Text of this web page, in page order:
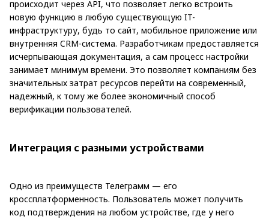
происходит через API, что позволяет легко встроить
новую функцию в любую существующую IT-
инфраструктуру, будь то сайт, мобильное приложение или
внутренняя CRM-система. Разработчикам предоставляется
исчерпывающая документация, а сам процесс настройки
занимает минимум времени. Это позволяет компаниям без
значительных затрат ресурсов перейти на современный,
надежный, к тому же более экономичный способ
верификации пользователей.
Интеграция с разными устройствами
Одно из преимуществ Телеграмм — его
кроссплатформенность. Пользователь может получить
код подтверждения на любом устройстве, где у него